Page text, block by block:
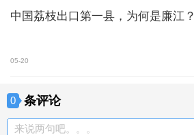
中国荔枝出口第一县，为何是廉江？
05-20
0 条评论
来说两句吧。。。